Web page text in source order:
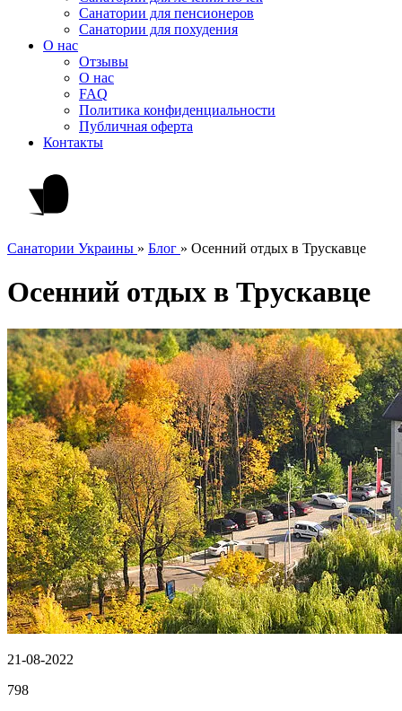
Санатории для пенсионеров
Санатории для похудения
О нас
Отзывы
О нас
FAQ
Политика конфиденциальности
Публичная оферта
Контакты
Санатории Украины » Блог » Осенний отдых в Трускавце
Осенний отдых в Трускавце
21-08-2022
798